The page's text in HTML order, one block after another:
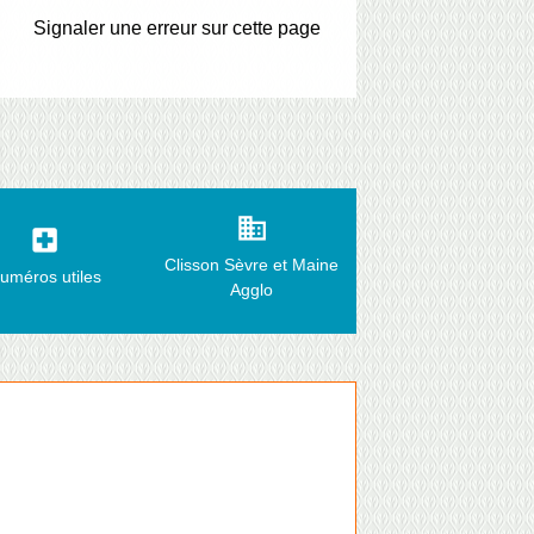
Signaler une erreur sur cette page
local_hospital
utiles
business
Clisson Sèvre et Maine
Agglo